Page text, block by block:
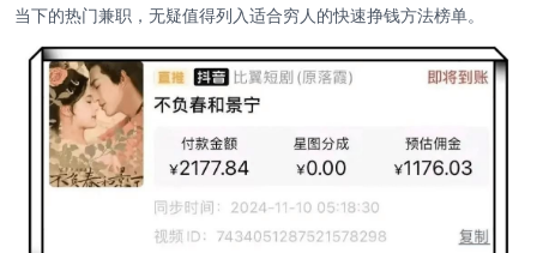
当下的热门兼职，无疑值得列入适合穷人的快速挣钱方法榜单。